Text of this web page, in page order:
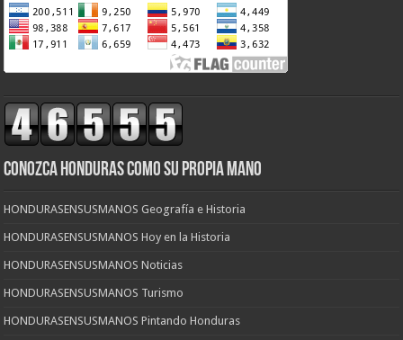
CONOZCA HONDURAS COMO SU PROPIA MANO
HONDURASENSUSMANOS Geografía e Historia
HONDURASENSUSMANOS Hoy en la Historia
HONDURASENSUSMANOS Noticias
HONDURASENSUSMANOS Turismo
HONDURASENSUSMANOS Pintando Honduras